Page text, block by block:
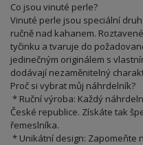
Co jsou vinuté perle?
Vinuté perle jsou speciální
ručně nad kahanem.
tyčinku a tvaruje do
jedinečným originálem s
dodávají nezaměnitelný
Proč si vybrat můj náhrdelník?
* Ruční výroba: Každý
České republice. Získáte tak
řemeslníka.
* Unikátní design: Zapomeňte